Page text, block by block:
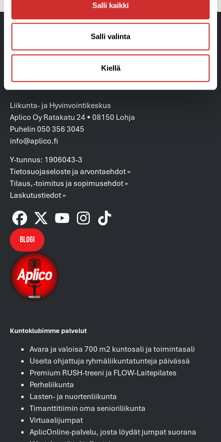
Salli kaikki
Salli valinta
Kiellä
Liikunta- ja Hyvinvointikeskus
Aplico Oy Ratakatu 24 • 08150 Lohja
Puhelin 050 356 3045
info@aplico.fi
Y-tunnus: 1906043-3
Tietosuojaseloste ja arvontaehdot »
Tilaus,-toimitus ja sopimusehdot »
Laskutustiedot »
Blogi
Kuntoklubimme palvelut
Avara ja valoisa 700 m2 kuntosali ja toimintasali
Useita ohjattuja ryhmäliikuntatunteja päivässä
Premium RUSH-treeni ja FLOW-Laitepilates
Perheliikunta
Lasten- ja nuortenliikunta
Timanttitiimin oma senioriliikunta
Virtuaalijumpat
AplicOnline-palvelu, josta löydät jumpat suorana